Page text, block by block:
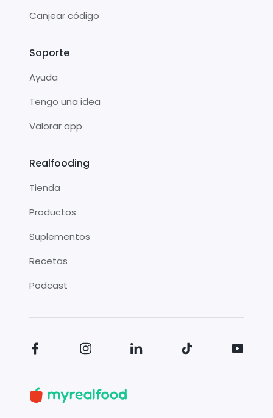
Canjear código
Soporte
Ayuda
Tengo una idea
Valorar app
Realfooding
Tienda
Productos
Suplementos
Recetas
Podcast